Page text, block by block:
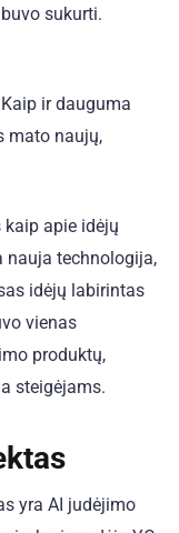
sukurti.
ir dauguma
mato naujų,
apie idėjų
nauja technologija,
idėjų labirintas
vienas
produktų,
steigėjams.
yra AI judėjimo